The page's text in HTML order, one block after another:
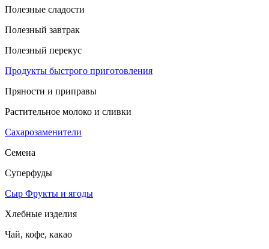
Полезные сладости
Полезный завтрак
Полезный перекус
Продукты быстрого приготовления
Пряности и приправы
Растительное молоко и сливки
Сахарозаменители
Семена
Суперфуды
Сыр Фрукты и ягоды
Хлебные изделия
Чай, кофе, какао